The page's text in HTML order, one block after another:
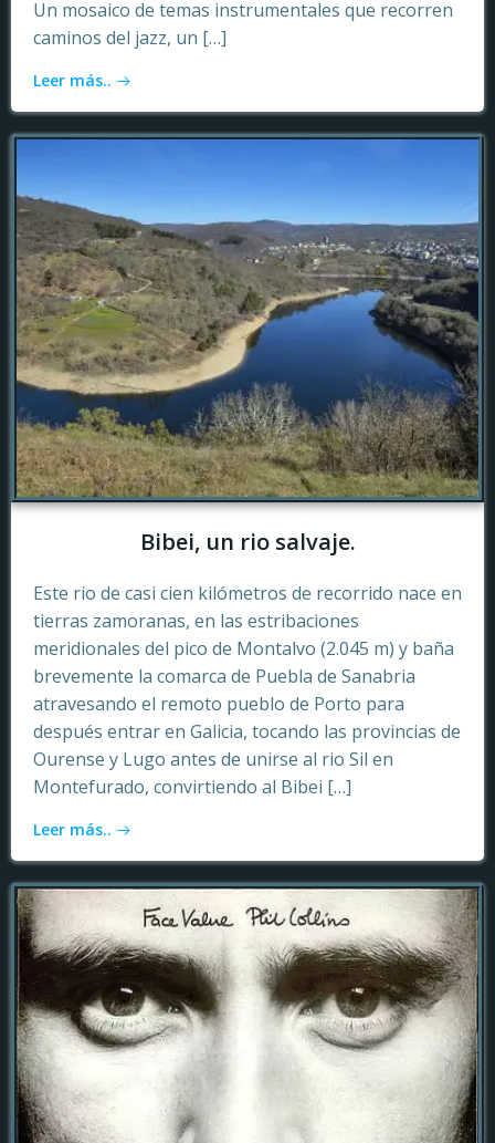
Un mosaico de temas instrumentales que recorren
caminos del jazz, un […]
Leer más..
Bibei, un rio salvaje.
Este rio de casi cien kilómetros de recorrido nace en
tierras zamoranas, en las estribaciones
meridionales del pico de Montalvo (2.045 m) y baña
brevemente la comarca de Puebla de Sanabria
atravesando el remoto pueblo de Porto para
después entrar en Galicia, tocando las provincias de
Ourense y Lugo antes de unirse al rio Sil en
Montefurado, convirtiendo al Bibei […]
Leer más..